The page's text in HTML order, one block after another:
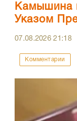
Камышина
Указом
07.08.202621:18
Комментарии